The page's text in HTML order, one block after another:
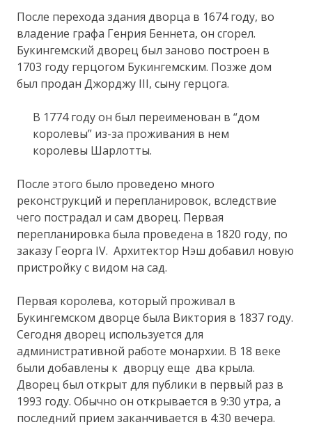
После перехода здания дворца в 1674 году, во
владение графа Генрия Беннета, он сгорел.
Букингемский дворец был заново построен в
1703 году герцогом Букингемским. Позже дом
был продан Джорджу III, сыну герцога.
В 1774 году он был переименован в “дом
королевы” из-за проживания в нем
королевы Шарлотты.
После этого было проведено много
реконструкций и перепланировок, вследствие
чего пострадал и сам дворец. Первая
перепланировка была проведена в 1820 году, по
заказу Георга IV. Архитектор Нэш добавил новую
пристройку с видом на сад.
Первая королева, который проживал в
Букингемском дворце была Виктория в 1837 году.
Сегодня дворец используется для
административной работе монархии. В 18 веке
были добавлены к дворцу еще два крыла.
Дворец был открыт для публики в первый раз в
1993 году. Обычно он открывается в 9:30 утра, а
последний прием заканчивается в 4:30 вечера.